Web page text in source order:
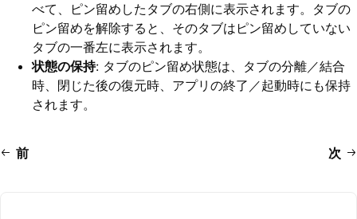
べて、ピン留めしたタブの右側に表示されます。タブの
ピン留めを解除すると、そのタブはピン留めしていない
タブの一番左に表示されます。
状態の保持: タブのピン留め状態は、タブの分離／結合
時、閉じた後の復元時、アプリの終了／起動時にも保持
されます。
前 次